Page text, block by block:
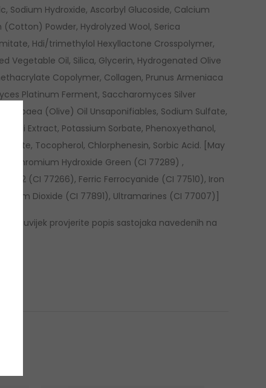
Sodium Hydroxide, Ascorbyl Glucoside, Calcium
Powder, Hydrolyzed Wool, Serica
Hdi/trimethylol Hexyllactone Crosspolymer,
Oil, Silica, Glycerin, Hydrogenated Olive
Copolymer, Collagen, Prunus Armeniaca
Platinum Ferment, Saccharomyces Silver
(Olive) Oil Unsaponifiables, Sodium Sulfate,
Extract, Potassium Sorbate, Phenoxyethanol,
Tocopherol, Chlorphenesin, Sorbic Acid. [May
Chromium Hydroxide Green (CI 77289) ,
2 (CI 77266), Ferric Ferrocyanide (CI 77510), Iron
Dioxide (CI 77891), Ultramarines (CI 77007)]
da uvijek provjerite popis sastojaka navedenih na